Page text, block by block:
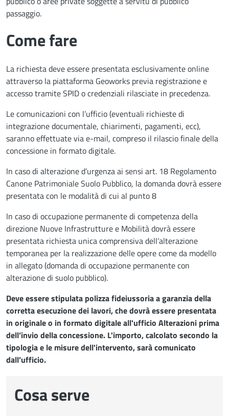
passaggio.
Come fare
La richiesta deve essere presentata esclusivamente online
attraverso la piattaforma Geoworks previa registrazione e
accesso tramite SPID o credenziali rilasciate in precedenza.
Le comunicazioni con l’ufficio (eventuali richieste di
integrazione documentale, chiarimenti, pagamenti, ecc),
saranno effettuate via e-mail, compreso il rilascio finale della
concessione in formato digitale.
In caso di alterazione d’urgenza ai sensi art. 18 Regolamento
Canone Patrimoniale Suolo Pubblico, la domanda dovrà essere
presentata con le modalità di cui al punto 8
In caso di occupazione permanente di competenza della
direzione Nuove Infrastrutture e Mobilità dovrà essere
presentata richiesta unica comprensiva dell’alterazione
temporanea per la realizzazione delle opere come da modello
in allegato (domanda di occupazione permanente con
alterazione di suolo pubblico).
Deve essere stipulata polizza fideiussoria a garanzia della
corretta esecuzione dei lavori, che dovrà essere presentata
in originale o in formato digitale all'ufficio Alterazioni prima
dell’invio della concessione. L'importo, calcolato secondo la
tipologia e le misure dell'intervento, sarà comunicato
dall’ufficio.
Cosa serve